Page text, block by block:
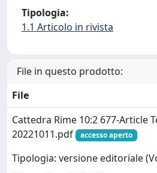
Tipologia:
1.1 Articolo in rivista
File in questo prodotto:
File
Cattedra Rime 10:2 677-Article
20221011.pdf
accesso aperto
Tipologia: versione editoriale